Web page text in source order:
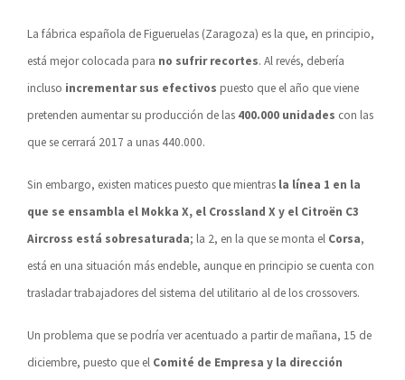
La fábrica española de Figueruelas (Zaragoza) es la que, en principio,
está mejor colocada para no sufrir recortes. Al revés, debería
incluso incrementar sus efectivos puesto que el año que viene
pretenden aumentar su producción de las 400.000 unidades con las
que se cerrará 2017 a unas 440.000.
Sin embargo, existen matices puesto que mientras la línea 1 en la
que se ensambla el Mokka X, el Crossland X y el Citroën C3
Aircross está sobresaturada; la 2, en la que se monta el Corsa,
está en una situación más endeble, aunque en principio se cuenta con
trasladar trabajadores del sistema del utilitario al de los crossovers.
Un problema que se podría ver acentuado a partir de mañana, 15 de
diciembre, puesto que el Comité de Empresa y la dirección